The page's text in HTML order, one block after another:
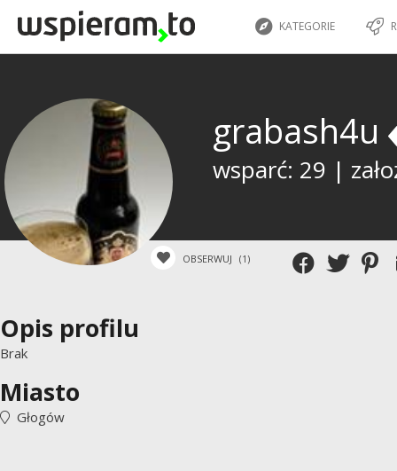
KATEGORIE
grabash4u
wsparć: 29 |
OBSERWUJ (1)
Opis profilu
Brak
Miasto
Głogów